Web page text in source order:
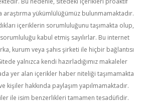
yükümlülüğümüz bulunmamaktadır.
içeriklerin sorumluluğunu taşımakta olup,
kabul etmiş sayılırlar. Bu internet
kurum veya şahıs şirketi ile hiçbir bağlantısı
yalnızca kendi hazırladığımız makaleler
yer alan içerikler haber niteliği taşımamakta
kişiler hakkında paylaşım yapılmamaktadır.
ile isim benzerlikleri tamamen tesadüfidir.